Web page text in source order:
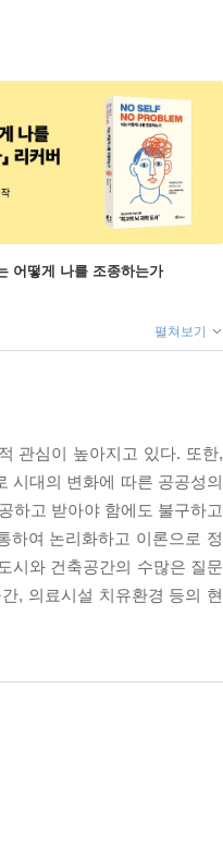
어떻게 나를 조종하는가
펼쳐보기
관심이 높아지고 있다. 또한,
시대의 변화에 따른 공공성의
하고 받아야 함에도 불구하고
하여 논리화하고 이론으로 정
시와 건축공간의 수많은 질문
, 의료시설 치유환경 등의 현